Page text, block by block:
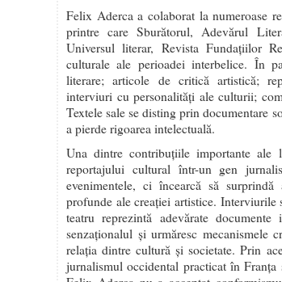
Felix Aderca a colaborat la numeroase
printre care Sburătorul, Adevărul
Universul literar, Revista Fundațiilor
culturale ale perioadei interbelice. În
literare; articole de critică artistică;
interviuri cu personalități ale culturii;
Textele sale se disting prin documentare
a pierde rigoarea intelectuală.
Una dintre contribuțiile importante ale
reportajului cultural într-un gen
evenimentele, ci încearcă să surprindă
profunde ale creației artistice.
teatru reprezintă adevărate
senzaționalul și urmăresc mecanismele
relația dintre cultură și societate. Prin
jurnalismul occidental practicat în